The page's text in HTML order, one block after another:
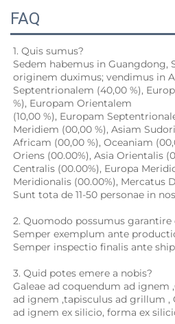
FAQ
1. Quis sumus?
Sedem habemus in Guangdong,
originem duximus; vendimus in
Septentrionalem (40,00 %),
%), Europam Orientalem
(10,00 %), Europam
Meridiem (00,00 %), Asiam
Africam (00,00 %), Oceaniam
Oriens (00.00%), Asia Orientalis
Centralis (00.00%), Europa
Meridionalis (00.00%), Mercatus
Sunt tota de 11-50 personae in
2. Quomodo possumus
Semper exemplum ante
Semper inspectio finalis ante
3. Quid potes emere a nobis?
Galeae ad coquendum ad ignem ,
ad ignem ,tapisculus ad grillum ,
ad ignem ex silicio, forma ex